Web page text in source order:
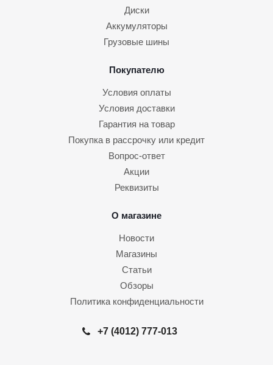
Диски
Аккумуляторы
Грузовые шины
Покупателю
Условия оплаты
Условия доставки
Гарантия на товар
Покупка в рассрочку или кредит
Вопрос-ответ
Акции
Реквизиты
О магазине
Новости
Магазины
Статьи
Обзоры
Политика конфиденциальности
+7 (4012) 777-013